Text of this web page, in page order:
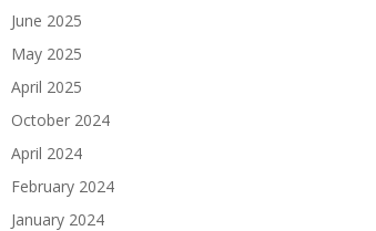
June 2025
May 2025
April 2025
October 2024
April 2024
February 2024
January 2024